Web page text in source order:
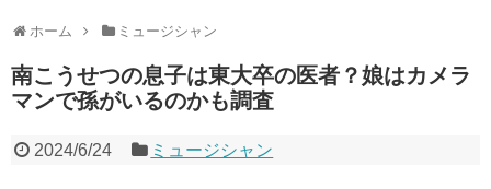
ホーム ミュージシャン
南こうせつの息子は東大卒の医者？娘はカメラ
マンで孫がいるのかも調査
2024/6/24 ミュージシャン